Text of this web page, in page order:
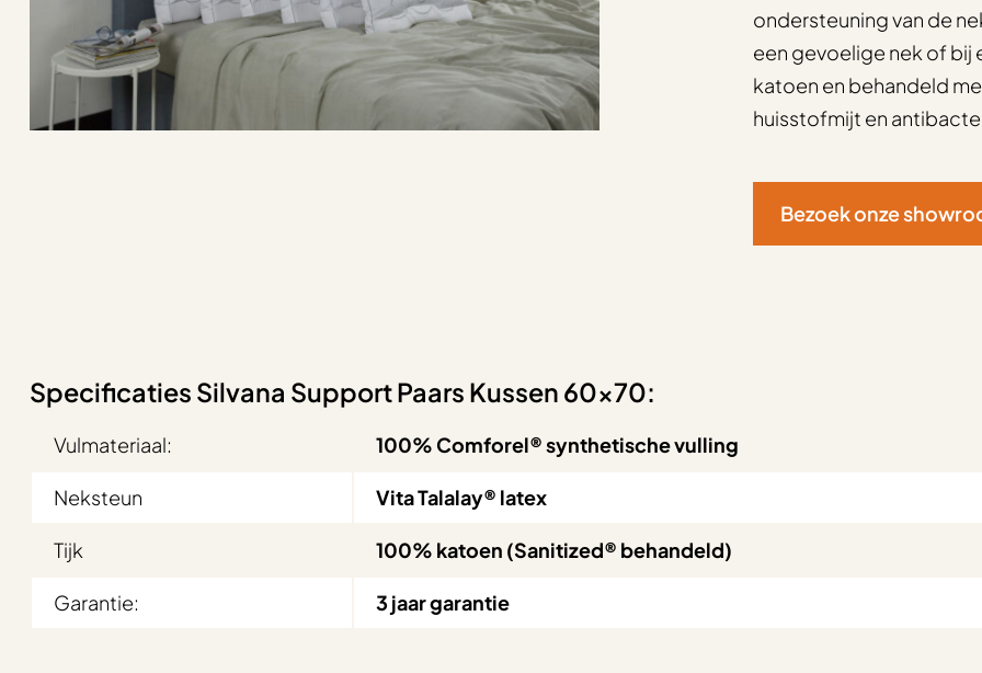
ondersteuning van de
een gevoelige nek of bij
katoen en behandeld
huisstofmijt en
Bezoek onze
Specificaties Silvana Support Paars Kussen 60×70:
Vulmateriaal: 100% Comforel® synthetische vulling
Neksteun Vita Talalay® latex
Tijk 100% katoen (Sanitized® behandeld)
Garantie: 3 jaar garantie